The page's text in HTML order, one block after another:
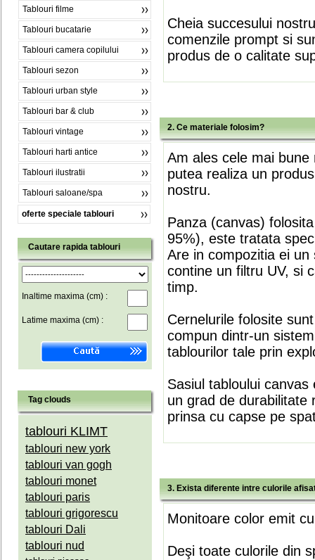
Tablouri filme
Tablouri bucatarie
Tablouri camera copilului
Tablouri sezon
Tablouri urban style
Tablouri bar & club
Tablouri vintage
Tablouri harti antice
Tablouri ilustratii
Tablouri saloane/spa
oferte speciale tablouri
Cautare rapida tablouri
Inaltime maxima (cm) :
Latime maxima (cm) :
Tag clouds
tablouri KLIMT
tablouri new york
tablouri van gogh
tablouri monet
tablouri paris
tablouri grigorescu
tablouri Dali
tablouri nud
Cheia succesului
comenzile prompt si
produs de o calitate
2. Ce materiale folosim?
Am ales cele mai
putea realiza un
nostru.
Panza (canvas)
95%), este tratata
Are in compozitia ei
contine un filtru UV, si
timp.
Cernelurile folosite
compun dintr-un
tablourilor tale prin
Sasiul tabloului
un grad de durabilitate
prinsa cu capse pe
3. Exista diferente intre culorile
Monitoare color emit
Deşi toate culorile din